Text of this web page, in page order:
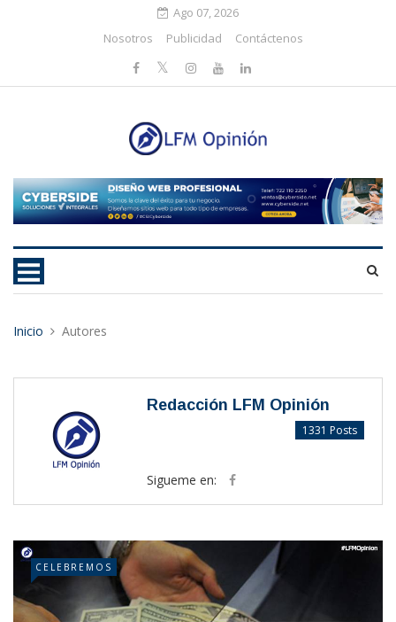
Ago 07, 2026
Nosotros
Publicidad Contáctenos
Inicio Autores
Redacción LFM Opinión
1331 Posts
Sigueme en:
CELEBREMOS